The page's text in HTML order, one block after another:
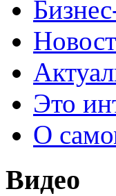
Это
О
Видео